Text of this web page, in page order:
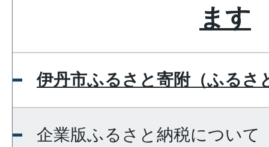
ます
伊丹市ふるさと寄附（ふるさ
企業版ふるさと納税について